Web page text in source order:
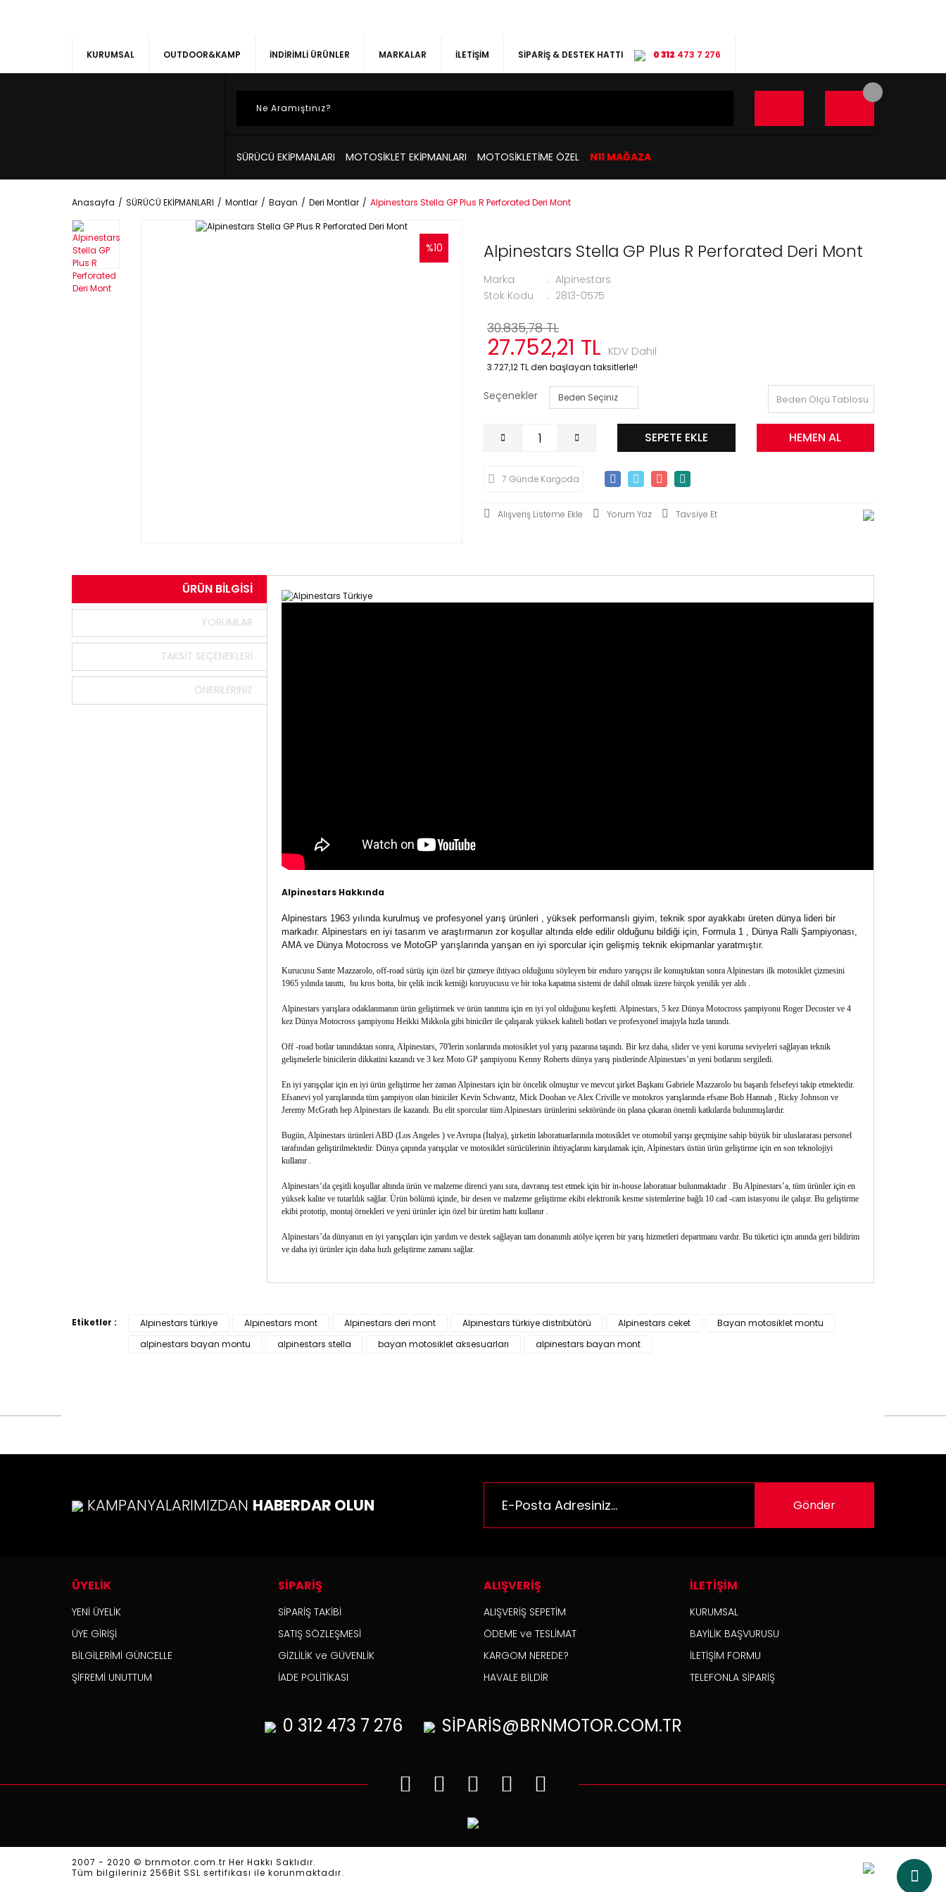
KURUMSAL OUTDOOR&KAMP İNDİRİMLİ ÜRÜNLER MARKALAR İLETİŞİM SİPARİŞ & DESTEK HATTI 0 312 473 7 276
SÜRÜCÜ EKİPMANLARI MOTOSİKLET EKİPMANLARI MOTOSİKLETİME ÖZEL N11 MAĞAZA
Anasayfa SÜRÜCÜ EKİPMANLARI Montlar Bayan Deri Montlar Alpinestars Stella GP Plus R Perforated Deri Mont
%10 Alpinestars Stella GP Plus R Perforated Deri Mont
Marka
Alpinestars
Stok Kodu
2813-0575
30.835,78 TL
27.752,21 TL KDV Dahil
3.727,12 TL den başlayan taksitlerle!!
Seçenekler Beden Ölçü Tablosu
SEPETE EKLE HEMEN AL
7 Günde Kargoda
Yorum Yaz Tavsiye Et
ÜRÜN BILGISI
YORUMLAR
TAKSIT SEÇENEKLERI
ÖNERILERINIZ
Alpinestars Hakkında
Alpinestars 1963 yılında kurulmuş ve profesyonel yarış ürünleri , yüksek performanslı giyim, teknik spor ayakkabı üreten dünya lideri bir
markadır. Alpinestars en iyi tasarım ve araştırmanın zor koşullar altında elde edilir olduğunu bildiği için, Formula 1 , Dünya Ralli Şampiyonası,
AMA ve Dünya Motocross ve MotoGP yarışlarında yarışan en iyi sporcular için gelişmiş teknik ekipmanlar yaratmıştır.
Kurucusu Sante Mazzarolo, off-road sürüş için özel bir çizmeye ihtiyacı olduğunu söyleyen bir enduro yarışçısı ile konuştuktan sonra Alpinestars ilk motosiklet çizmesini
1965 yılında tanıttı, bu kros botta, bir çelik incik kemiği koruyucusu ve bir toka kapatma sistemi de dahil olmak üzere birçok yenilik yer aldı .
Alpinestars yarışlara odaklanmanın ürün geliştirmek ve ürün tanıtımı için en iyi yol olduğunu keşfetti. Alpinestars, 5 kez Dünya Motocross şampiyonu Roger Decoster ve 4
kez Dünya Motocross şampiyonu Heikki Mikkola gibi biniciler ile çalışarak yüksek kaliteli botları ve profesyonel imajıyla hızla tanındı.
Off -road botlar tanındıktan sonra, Alpinestars, 70'lerin sonlarında motosiklet yol yarış pazarına taşındı. Bir kez daha, slider ve yeni koruma seviyeleri sağlayan teknik
gelişmelerle binicilerin dikkatini kazandı ve 3 kez Moto GP şampiyonu Kenny Roberts dünya yarış pistlerinde Alpinestars’ın yeni botlarını sergiledi.
En iyi yarışçılar için en iyi ürün geliştirme her zaman Alpinestars için bir öncelik olmuştur ve mevcut şirket Başkanı Gabriele Mazzarolo bu başarılı felsefeyi takip etmektedir.
Efsanevi yol yarışlarında tüm şampiyon olan biniciler Kevin Schwantz, Mick Doohan ve Alex Criville ve motokros yarışlarında efsane Bob Hannah , Ricky Johnson ve
Jeremy McGrath hep Alpinestars ile kazandı. Bu elit sporcular tüm Alpinestars ürünlerini sektöründe ön plana çıkaran önemli katkılarda bulunmuşlardır.
Bugün, Alpinestars ürünleri ABD (Los Angeles ) ve Avrupa (İtalya), şirketin laboratuarlarında motosiklet ve otomobil yarışı geçmişine sahip büyük bir uluslararası personel
tarafından geliştirilmektedir. Dünya çapında yarışçılar ve motosiklet sürücülerinin ihtiyaçlarını karşılamak için, Alpinestars üstün ürün geliştirme için en son teknolojiyi
kullanır .
Alpinestars‘da çeşitli koşullar altında ürün ve malzeme direnci yanı sıra, davranış test etmek için bir in-house laboratuar bulunmaktadır . Bu Alpinestars’a, tüm ürünler için en
yüksek kalite ve tutarlılık sağlar. Ürün bölümü içinde, bir desen ve malzeme geliştirme ekibi elektronik kesme sistemlerine bağlı 10 cad -cam istasyonu ile çalışır. Bu geliştirme
ekibi prototip, montaj örnekleri ve yeni ürünler için özel bir üretim hattı kullanır .
Alpinestars’da dünyanın en iyi yarışçıları için yardım ve destek sağlayan tam donanımlı atölye içeren bir yarış hizmetleri departmanı vardır. Bu tüketici için anında geri bildirim
ve daha iyi ürünler için daha hızlı geliştirme zamanı sağlar.
Bu ürüne ilk yorumu siz yapın!
tarafımıza iletebilirsiniz.
Görüş ve önerileriniz için teşekkür ederiz.
Etiketler : Alpinestars türkiye Alpinestars mont Alpinestars deri mont Alpinestars türkiye distribütörü Alpinestars ceket
Bayan motosiklet montu
alpinestars bayan montu
alpinestars stella bayan motosiklet aksesuarları alpinestars bayan mont
KAMPANYALARIMIZDAN HABERDAR OLUN Gönder
ÜYELİK
YENİ ÜYELİK
ÜYE GİRİŞİ
BİLGİLERİMİ GÜNCELLE
ŞİFREMİ UNUTTUM
SİPARİŞ
SİPARİŞ TAKİBİ
SATIŞ SÖZLEŞMESİ
GİZLİLİK ve GÜVENLİK
İADE POLİTİKASI
ALIŞVERİŞ
ALIŞVERİŞ SEPETİM
ÖDEME ve TESLİMAT
KARGOM NEREDE?
HAVALE BİLDİR
İLETİŞİM
KURUMSAL
BAYİLİK BAŞVURUSU
İLETİŞİM FORMU
TELEFONLA SİPARİŞ
0 312 473 7 276 SİPARİS@BRNMOTOR.COM.TR
2007 - 2020 © brnmotor.com.tr Her Hakkı Saklıdır.
Tüm bilgileriniz 256Bit SSL sertifikası ile korunmaktadır.